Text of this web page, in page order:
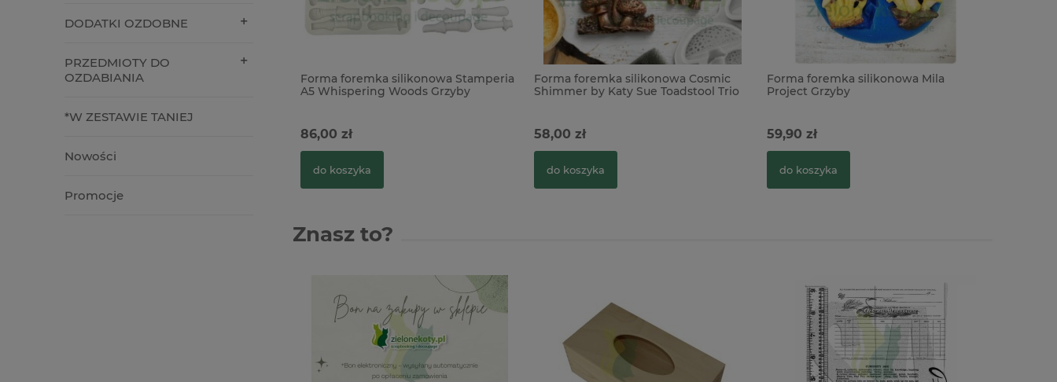
DODATKI OZDOBNE
PRZEDMIOTY DO
OZDABIANIA
*W ZESTAWIE TANIEJ
Nowości
Promocje
Forma foremka silikonowa Stamperia
A5 Whispering Woods Grzyby
86,00 zł
do koszyka
Forma foremka silikonowa Cosmic
Shimmer by Katy Sue Toadstool Trio
58,00 zł
do koszyka
Forma foremka silikonowa Mila
Project Grzyby
59,90 zł
do koszyka
Znasz to?